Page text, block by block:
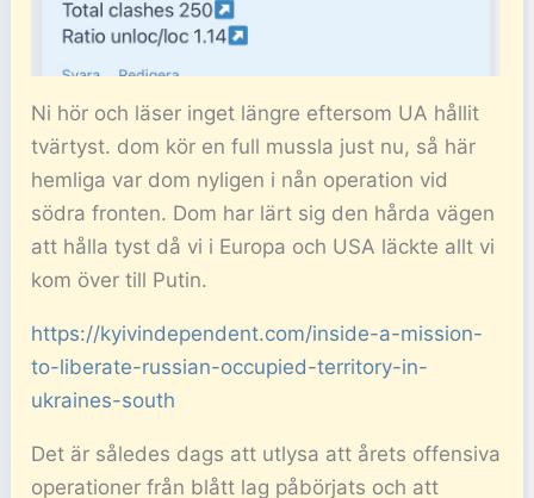
Ni hör och läser inget längre eftersom UA hållit
tvärtyst. dom kör en full mussla just nu, så här
hemliga var dom nyligen i nån operation vid
södra fronten. Dom har lärt sig den hårda vägen
att hålla tyst då vi i Europa och USA läckte allt vi
kom över till Putin.
https://kyivindependent.com/inside-a-mission-
to-liberate-russian-occupied-territory-in-
ukraines-south
Det är således dags att utlysa att årets offensiva
operationer från blått lag påbörjats och att